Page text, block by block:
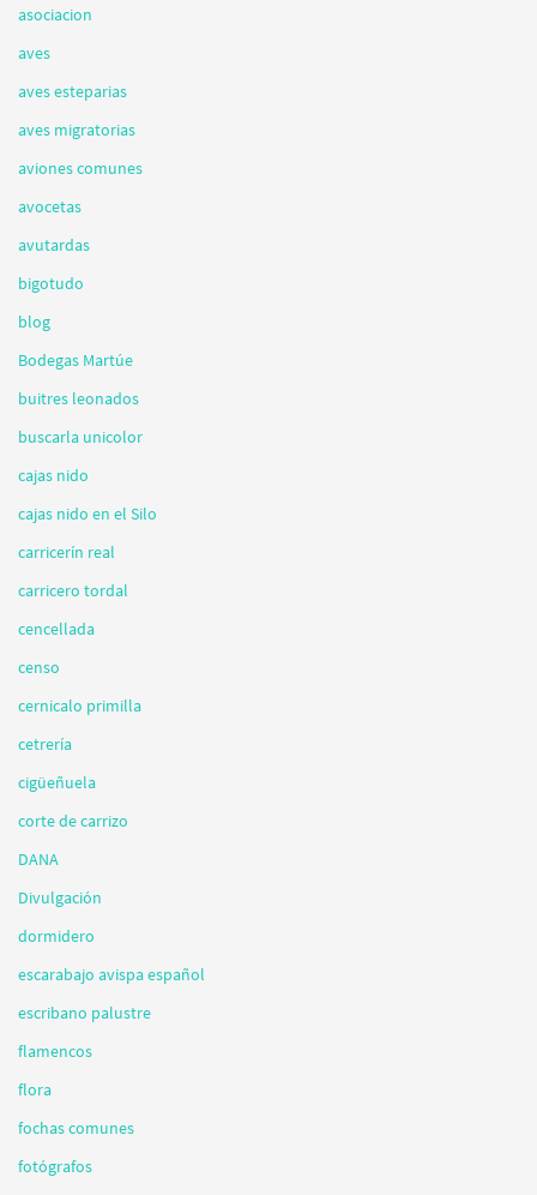
asociacion
aves
aves esteparias
aves migratorias
aviones comunes
avocetas
avutardas
bigotudo
blog
Bodegas Martúe
buitres leonados
buscarla unicolor
cajas nido
cajas nido en el Silo
carricerín real
carricero tordal
cencellada
censo
cernicalo primilla
cetrería
cigüeñuela
corte de carrizo
DANA
Divulgación
dormidero
escarabajo avispa español
escribano palustre
flamencos
flora
fochas comunes
fotógrafos